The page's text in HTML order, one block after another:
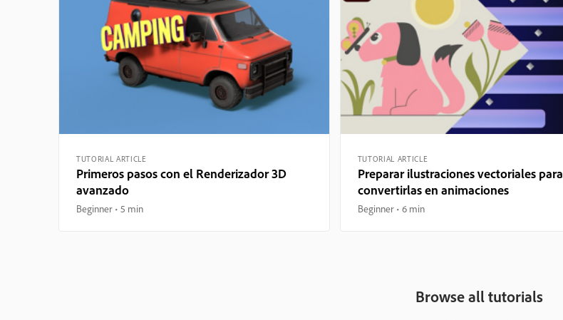
TUTORIAL ARTICLE
Primeros pasos con el Renderizador 3D
avanzado
Beginner 5 min
TUTORIAL ARTICLE
Preparar ilustraciones vectoriales para
convertirlas en animaciones
Beginner 6 min
Browse all tutorials